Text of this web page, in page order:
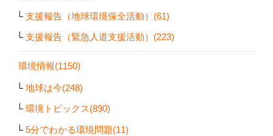
支援報告（地球環境保全活動）(61)
支援報告（緊急人道支援活動）(223)
環境情報(1150)
地球は今(248)
環境トピックス(890)
5分でわかる環境問題(11)